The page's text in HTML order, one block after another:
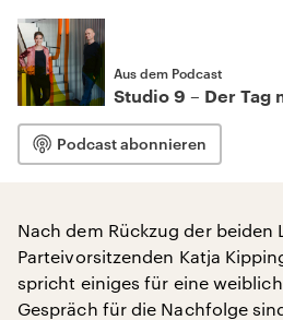
Aus dem Podcast
Studio 9 – Der Tag
Podcast abonnieren
Nach dem Rückzug der beiden
Parteivorsitzenden Katja
spricht einiges für eine
Gespräch für die Nachfolge